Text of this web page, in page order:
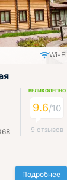
Wi-Fi
ВЕЛИКОЛЕПНО
9.6/10
9 отзывов
Подробнее